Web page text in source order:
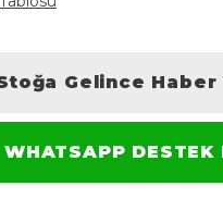
Gelince Haber
WHATSAPP DESTEK